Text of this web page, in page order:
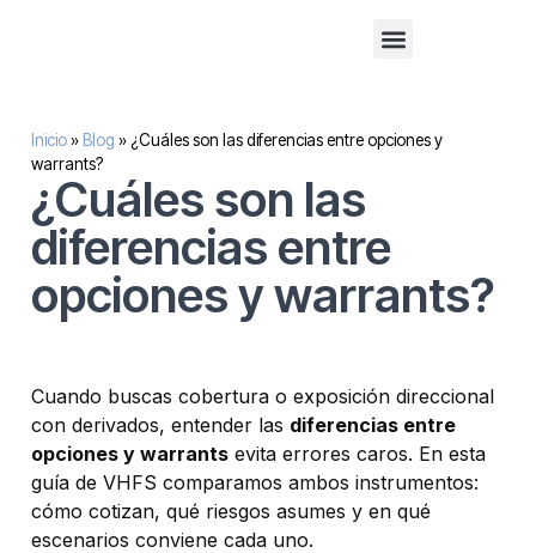
Inicio» Blog » ¿Cuáles son las diferencias entre opciones y
warrants?
¿Cuáles son las
diferencias entre
opciones y warrants?
Cuando buscas cobertura o exposición direccional
con derivados, entender las diferencias entre
opciones y warrants evita errores caros. En esta
guía de VHFS comparamos ambos instrumentos:
cómo cotizan, qué riesgos asumes y en qué
escenarios conviene cada uno.